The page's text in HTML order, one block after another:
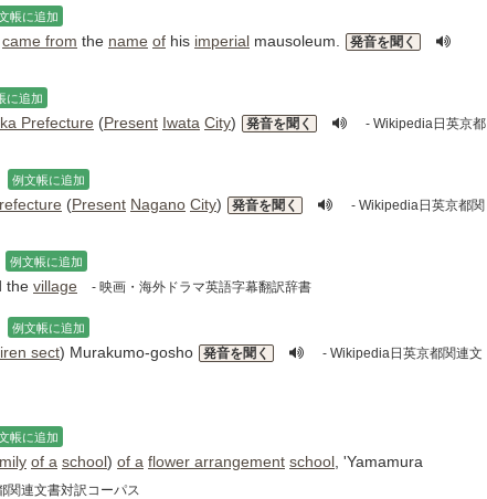
帳に追加
came from the name of his imperial mausoleum.
発音を聞く
に追加
Prefecture (Present Iwata City) 発音を聞く
- Wikipedia日英京都
例文帳に追加
(Present Nagano City) 発音を聞く
- Wikipedia日英京都関
例文帳に追加
the village - 映画・海外ドラマ英語字幕翻訳辞書
例文帳に追加
sect) Murakumo-gosho 発音を聞く
- Wikipedia日英京都関連文
帳に追加
of a school) of a flower arrangement school , 'Yamamura
関連文書対訳コーパス